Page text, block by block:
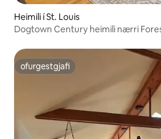
Heimili í St. Louis
Dogtown Century heimili nærri
ofurgestgjafi
ofurgestgjafi